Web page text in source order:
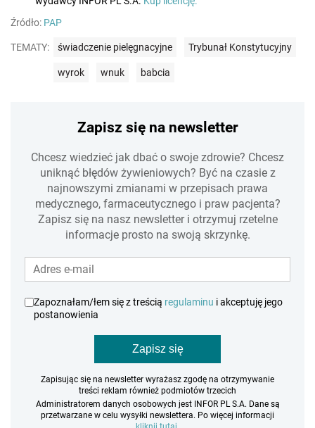
Źródło: PAP
TEMATY: świadczenie pielęgnacyjne Trybunał Konstytucyjny
wyrok wnuk babcia
Zapisz się na newsletter
Chcesz wiedzieć jak dbać o swoje zdrowie? Chcesz
uniknąć błędów żywieniowych? Być na czasie z
najnowszymi zmianami w przepisach prawa
medycznego, farmaceutycznego i praw pacjenta?
Zapisz się na nasz newsletter i otrzymuj rzetelne
informacje prosto na swoją skrzynkę.
Zapoznałam/łem się z treścią regulaminu i akceptuję jego
postanowienia
Zapisz się
Zapisując się na newsletter wyrażasz zgodę na otrzymywanie
treści reklam również podmiotów trzecich
Administratorem danych osobowych jest INFOR PL S.A. Dane są
przetwarzane w celu wysyłki newslettera. Po więcej informacji